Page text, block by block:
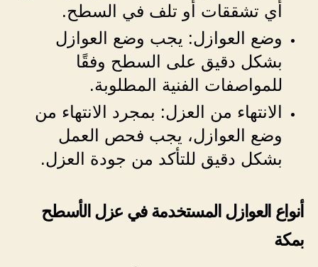
أي تشققات أو تلف في السطح.
وضع العوازل: يجب وضع العوازل
بشكل دقيق على السطح وفقًا
للمواصفات الفنية المطلوبة.
الانتهاء من العزل: بمجرد الانتهاء من
وضع العوازل، يجب فحص العمل
بشكل دقيق للتأكد من جودة العزل.
أنواع العوازل المستخدمة في عزل الأسطح
بمكة